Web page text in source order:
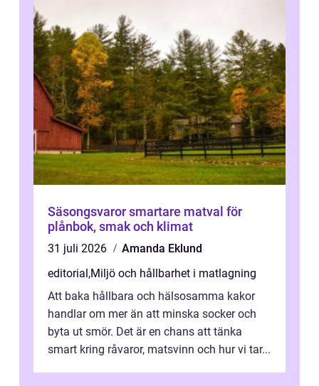
Säsongsvaror smartare matval för
plånbok, smak och klimat
31 juli 2026
Amanda Eklund
editorial,Miljö och hållbarhet i matlagning
Att baka hållbara och hälsosamma kakor
handlar om mer än att minska socker och
byta ut smör. Det är en chans att tänka
smart kring råvaror, matsvinn och hur vi tar...